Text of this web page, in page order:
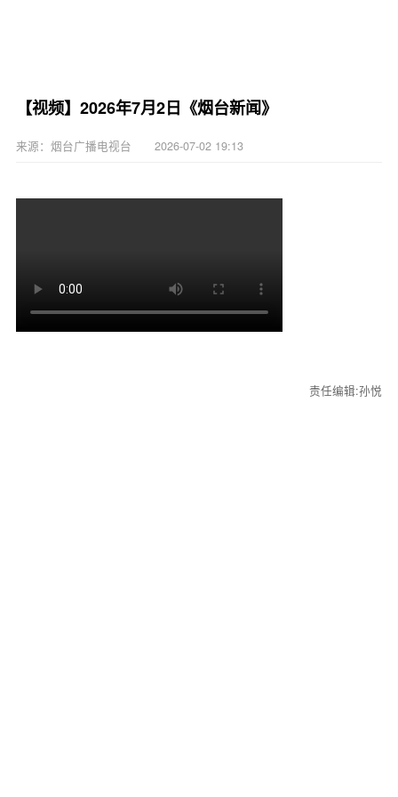
【视频】2026年7月2日《烟台新闻》
来源：烟台广播电视台 2026-07-02 19:13
责任编辑:孙悦